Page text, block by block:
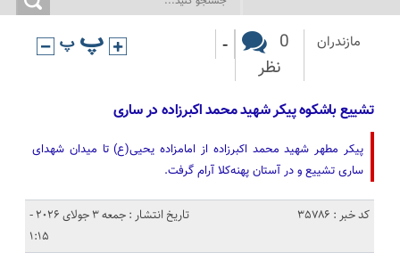
مازندران
0
نظر
-
تشییع باشکوه پیکر شهید محمد اکبرزاده در ساری
پیکر مطهر شهید محمد اکبرزاده از امامزاده یحیی(ع) تا میدان شهدای
ساری تشییع و در آستان پهنه‌کلا آرام گرفت.
کد خبر : 35786
تاریخ انتشار : جمعه 3 جولای 2026 -
1:15